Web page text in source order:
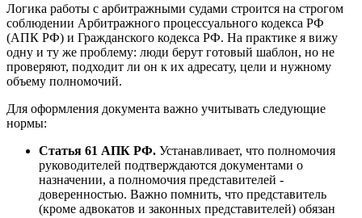
Логика работы с арбитражными судами строится на строгом
соблюдении Арбитражного процессуального кодекса РФ
(АПК РФ) и Гражданского кодекса РФ. На практике я вижу
одну и ту же проблему: люди берут готовый шаблон, но не
проверяют, подходит ли он к их адресату, цели и нужному
объему полномочий.
Для оформления документа важно учитывать следующие
нормы:
Статья 61 АПК РФ. Устанавливает, что полномочия
руководителей подтверждаются документами о
назначении, а полномочия представителей -
доверенностью. Важно помнить, что представитель
(кроме адвокатов и законных представителей) обязан